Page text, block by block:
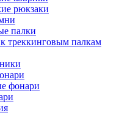
рюкзаки
палки
треккинговым палкам
фонари